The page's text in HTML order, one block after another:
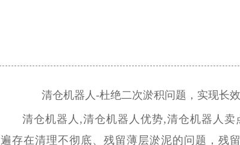
清仓机器人-杜绝二次淤积问题，实现长
清仓机器人,清仓机器人优势,清仓机器人卖
遍存在清理不彻底、残留薄层淤泥的问题，残